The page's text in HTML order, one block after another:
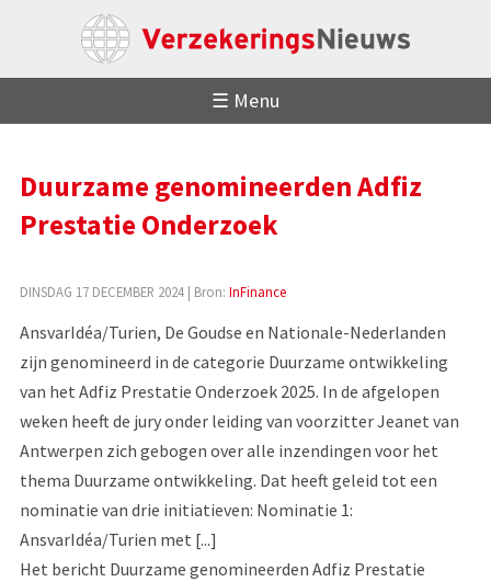
☰ Menu
Duurzame genomineerden Adfiz
Prestatie Onderzoek
DINSDAG 17 DECEMBER 2024| Bron: InFinance
AnsvarIdéa/Turien, De Goudse en Nationale-Nederlanden
zijn genomineerd in de categorie Duurzame ontwikkeling
van het Adfiz Prestatie Onderzoek 2025. In de afgelopen
weken heeft de jury onder leiding van voorzitter Jeanet van
Antwerpen zich gebogen over alle inzendingen voor het
thema Duurzame ontwikkeling. Dat heeft geleid tot een
nominatie van drie initiatieven: Nominatie 1:
AnsvarIdéa/Turien met [...]
Het bericht Duurzame genomineerden Adfiz Prestatie